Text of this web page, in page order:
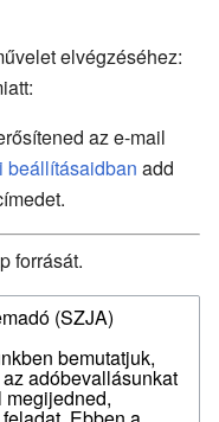
elvégzéséhez:
az e-mail
beállításaidban add
forrását.